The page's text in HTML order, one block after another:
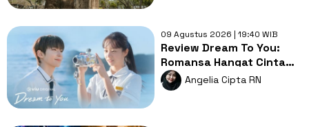
09 Agustus 2026 | 19:40 WIB
Review Dream To You:
Romansa Hangat Cinta
Pertama, Luka dan
Impian
Angelia Cipta RN